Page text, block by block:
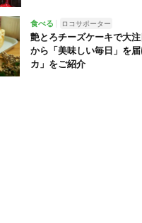
食べる ロコサポーター
艶とろチーズケーキで大
から「美味しい毎日」を
カ」をご紹介